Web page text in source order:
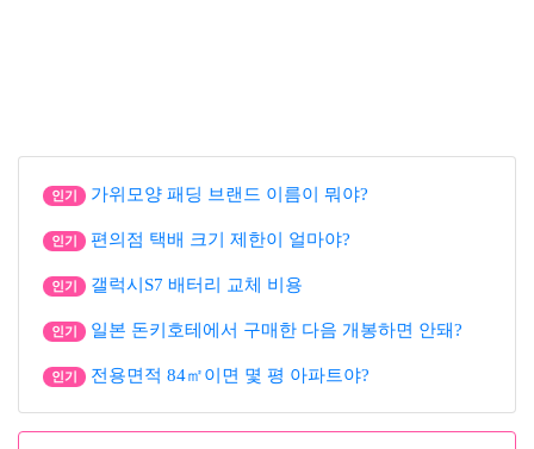
인기 가위모양 패딩 브랜드 이름이 뭐야?
인기 편의점 택배 크기 제한이 얼마야?
인기 갤럭시S7 배터리 교체 비용
인기 일본 돈키호테에서 구매한 다음 개봉하면 안돼?
인기 전용면적 84㎡이면 몇 평 아파트야?